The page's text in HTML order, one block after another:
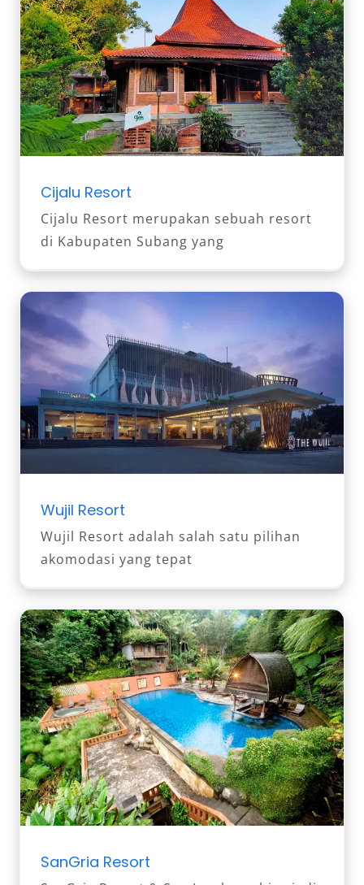
Cijalu Resort
Cijalu Resort merupakan sebuah resort
di Kabupaten Subang yang
Wujil Resort
Wujil Resort adalah salah satu pilihan
akomodasi yang tepat
SanGria Resort